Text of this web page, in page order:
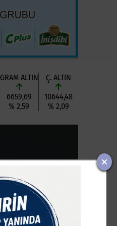
GRAM ALTIN
6659,69
% 2,59
Ç. ALTIN
10644,48
% 2,09